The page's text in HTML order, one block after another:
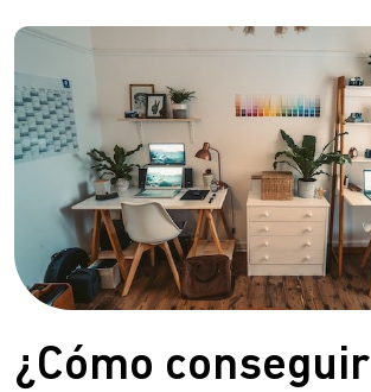
¿Cómo conseguir